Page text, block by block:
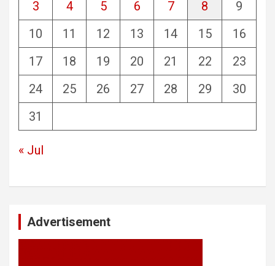
3
4 5 6 7 8
9
10
11 12 13 14 15
16
17
18 19 20 21 22
23
24
25 26 27 28 29
30
31
« Jul
Advertisement